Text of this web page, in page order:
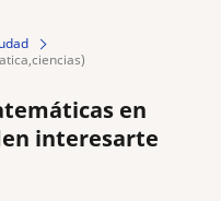
en
interesarte